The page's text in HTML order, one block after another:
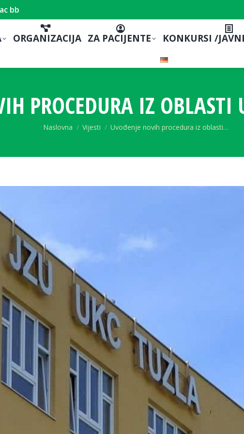
bb
ORGANIZACIJA ZA PACIJENTE KONKURSI /
PROCEDURA IZ OBLASTI
You are here:
Naslovna Vijesti Uvođenje novih procedura iz oblasti…